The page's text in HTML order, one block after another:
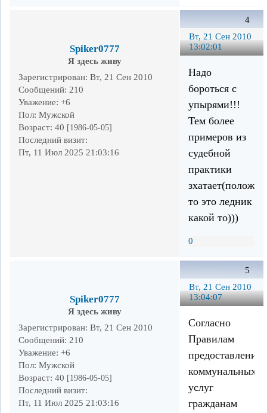
4
Вт, 21 Сен 2010
13:02:01
Spiker0777
Я здесь живу
Зарегистрирован: Вт, 21 Сен 2010
Сообщений: 210
Уважение: +6
Пол: Мужской
Возраст: 40 [1986-05-05]
Последний визит:
Пт, 11 Июл 2025 21:03:16
Надо
бороться с
упырями!!!
Тем более
примеров из
судебной
практики
то это ледник
какой то)))
0
5
Вт, 21 Сен 2010
13:04:07
Spiker0777
Я здесь живу
Зарегистрирован: Вт, 21 Сен 2010
Сообщений: 210
Уважение: +6
Пол: Мужской
Возраст: 40 [1986-05-05]
Последний визит:
Пт, 11 Июл 2025 21:03:16
Согласно
Правилам
предоставления
коммунальных
услуг
гражданам